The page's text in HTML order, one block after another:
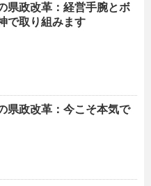
県政改革：経営手腕とボ
で取り組みます
県政改革：今こそ本気で